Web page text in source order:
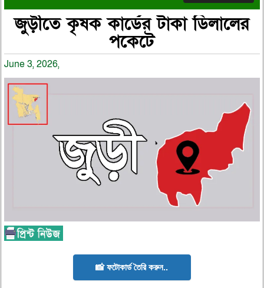
জুড়ীতে কৃষক কার্ডের টাকা ডিলালের
পকেটে
June 3, 2026,
📸 ফটোকার্ড তৈরি করুন..